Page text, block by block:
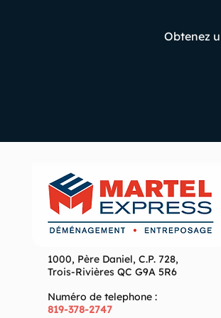
Obtenez
1000, Père Daniel, C.P. 728,
Trois-Rivières QC G9A 5R6
Numéro de telephone :
819-378-2747